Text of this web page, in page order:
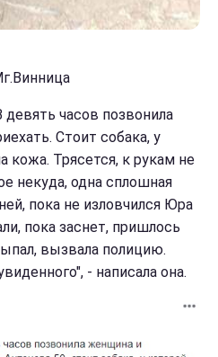
часов позвонила
Стоит собака, у
кожа. Трясется, к рукам не
некуда, одна сплошная
пока не изловчился Юра
пока заснет, пришлось
вызвала полицию.
- написала она.